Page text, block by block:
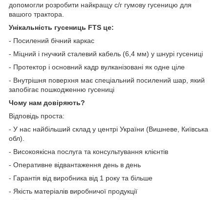
допомогли розробити найкращу с/г гумову гусеницю для
вашого трактора.
Унікальність гусениць FTS це:
- Посилений бічний каркас
- Міцний і гнучкий сталевий кабель (6,4 мм) у шнурі гусениці
- Протектор і основний кадр вулканізовані як одне ціле
- Внутрішня поверхня має спеціальний посилений шар, який
запобігає пошкодженню гусениці
Чому нам довіряють?
Відповідь проста:
- У нас найбільший склад у центрі України (Вишневе, Київська
обл).
- Високоякісна послуга та консультування клієнтів
- Оперативне відвантаження день в день
- Гарантія від виробника від 1 року та більше
- Якість матеріалів виробничої продукції